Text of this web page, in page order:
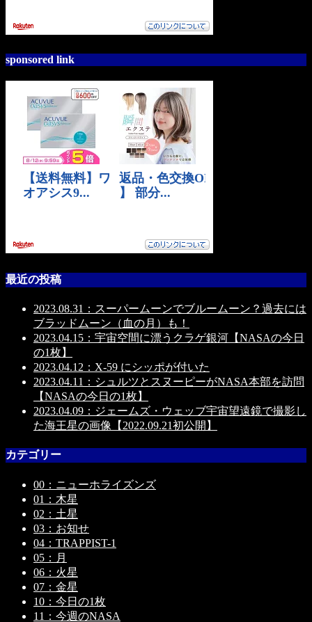
sponsored link
最近の投稿
2023.08.31：スーパームーンでブルームーン？過去には
ブラッドムーン（血の月）も！
2023.04.15：宇宙空間に漂うクラゲ銀河【NASAの今日
の1枚】
2023.04.12：X-59 にシッポが付いた
2023.04.11：シュルツとスヌーピーがNASA本部を訪問
【NASAの今日の1枚】
2023.04.09：ジェームズ・ウェッブ宇宙望遠鏡で撮影し
た海王星の画像【2022.09.21初公開】
カテゴリー
00：ニューホライズンズ
01：木星
02：土星
03：お知せ
04：TRAPPIST-1
05：月
06：火星
07：金星
10：今日の1枚
11：今週のNASA